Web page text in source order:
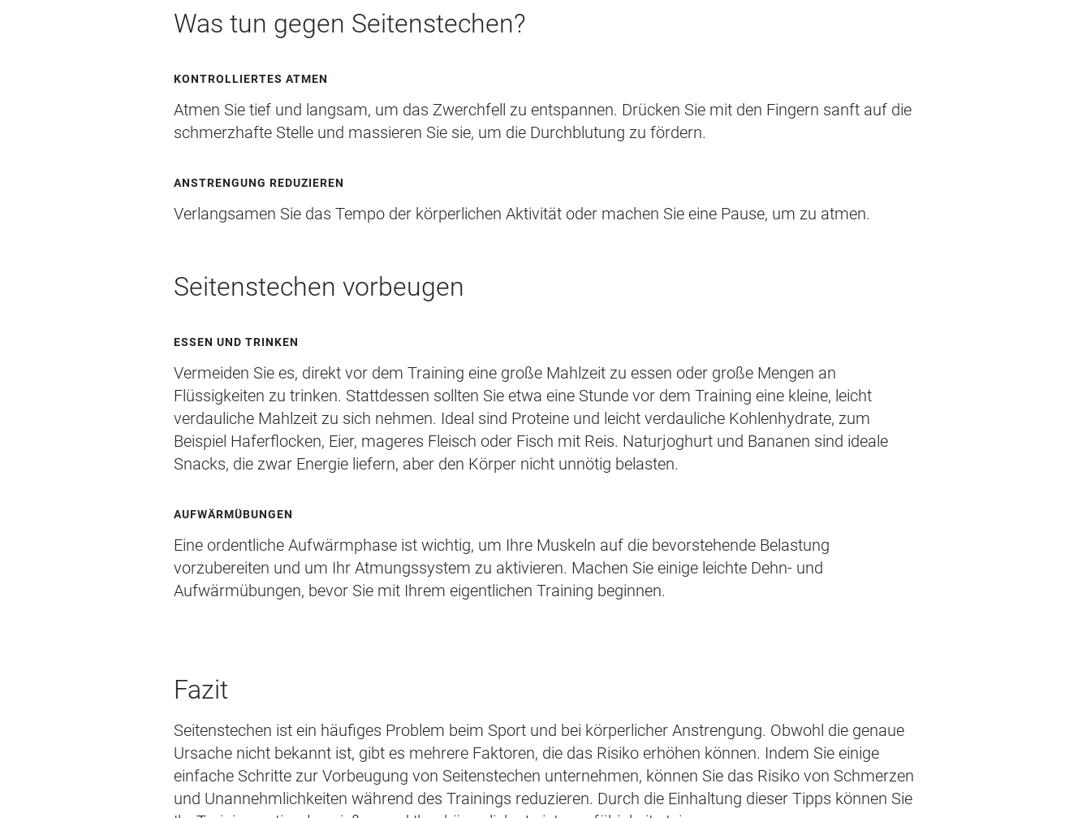
Was tun gegen Seitenstechen?
KONTROLLIERTES ATMEN
Atmen Sie tief und langsam, um das Zwerchfell zu entspannen. Drücken Sie mit den Fingern sanft auf die
schmerzhafte Stelle und massieren Sie sie, um die Durchblutung zu fördern.
ANSTRENGUNG REDUZIEREN
Verlangsamen Sie das Tempo der körperlichen Aktivität oder machen Sie eine Pause, um zu atmen.
Seitenstechen vorbeugen
ESSEN UND TRINKEN
Vermeiden Sie es, direkt vor dem Training eine große Mahlzeit zu essen oder große Mengen an
Flüssigkeiten zu trinken. Stattdessen sollten Sie etwa eine Stunde vor dem Training eine kleine, leicht
verdauliche Mahlzeit zu sich nehmen. Ideal sind Proteine und leicht verdauliche Kohlenhydrate, zum
Beispiel Haferflocken, Eier, mageres Fleisch oder Fisch mit Reis. Naturjoghurt und Bananen sind ideale
Snacks, die zwar Energie liefern, aber den Körper nicht unnötig belasten.
AUFWÄRMÜBUNGEN
Eine ordentliche Aufwärmphase ist wichtig, um Ihre Muskeln auf die bevorstehende Belastung
vorzubereiten und um Ihr Atmungssystem zu aktivieren. Machen Sie einige leichte Dehn- und
Aufwärmübungen, bevor Sie mit Ihrem eigentlichen Training beginnen.
Fazit
Seitenstechen ist ein häufiges Problem beim Sport und bei körperlicher Anstrengung. Obwohl die genaue
Ursache nicht bekannt ist, gibt es mehrere Faktoren, die das Risiko erhöhen können. Indem Sie einige
einfache Schritte zur Vorbeugung von Seitenstechen unternehmen, können Sie das Risiko von Schmerzen
und Unannehmlichkeiten während des Trainings reduzieren. Durch die Einhaltung dieser Tipps können Sie